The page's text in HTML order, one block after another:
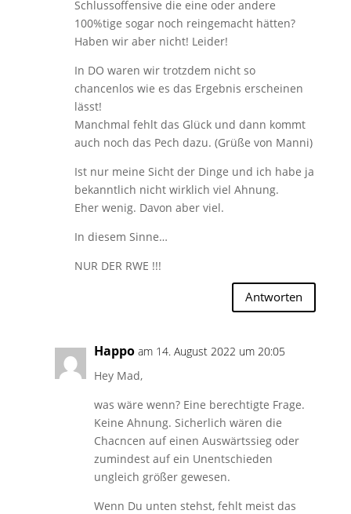
Schlussoffensive die eine oder andere
100%tige sogar noch reingemacht hätten?
Haben wir aber nicht! Leider!
In DO waren wir trotzdem nicht so
chancenlos wie es das Ergebnis erscheinen
lässt!
Manchmal fehlt das Glück und dann kommt
auch noch das Pech dazu. (Grüße von Manni)
Ist nur meine Sicht der Dinge und ich habe ja
bekanntlich nicht wirklich viel Ahnung.
Eher wenig. Davon aber viel.
In diesem Sinne…
NUR DER RWE !!!
Antworten
Happo am 14. August 2022 um 20:05
Hey Mad,
was wäre wenn? Eine berechtigte Frage.
Keine Ahnung. Sicherlich wären die
Chacncen auf einen Auswärtssieg oder
zumindest auf ein Unentschieden
ungleich größer gewesen.
Wenn Du unten stehst, fehlt meist das